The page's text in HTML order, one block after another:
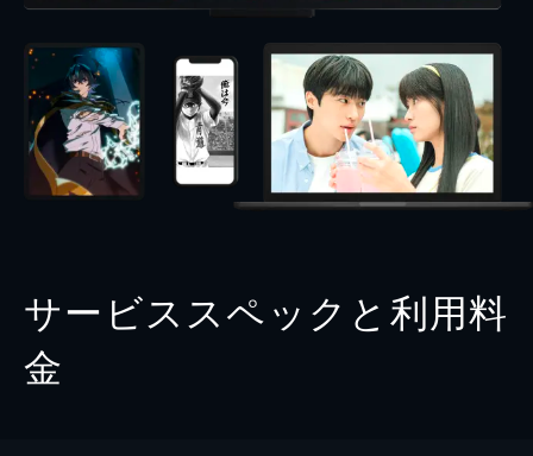
サービススペックと利用料
金